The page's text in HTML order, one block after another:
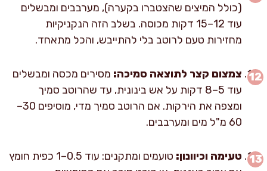
(כולל המיצים שהצטברו בקערה), מערבבים ומבשלים
עוד 12–15 דקות מכוסה. בשלב הזה הנקניקיות
מחזירות טעם לרוטב בלי להתייבש, והכל מתאחד.
צמצום קצר לתוצאה סמיכה: מסירים מכסה ומבשלים
עוד 5–8 דקות על אש בינונית, עד שהרוטב סמיך
ומצפה את הירקות. אם הרוטב סמיך מדי, מוסיפים 30–
60 מ"ל מים ומערבבים.
טעימה וכיוונון:
טועמים ומתקנים: עוד 0.5–1 כפית חומץ